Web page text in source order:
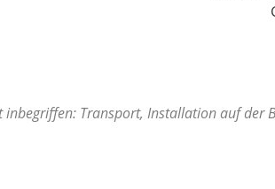
inbegriffen: Transport, Installation auf der